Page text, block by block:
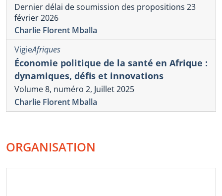
Dernier délai de soumission des propositions 23
février 2026
Charlie Florent Mballa
VigieAfriques
Économie politique de la santé en Afrique :
dynamiques, défis et innovations
Volume 8, numéro 2, Juillet 2025
Charlie Florent Mballa
ORGANISATION